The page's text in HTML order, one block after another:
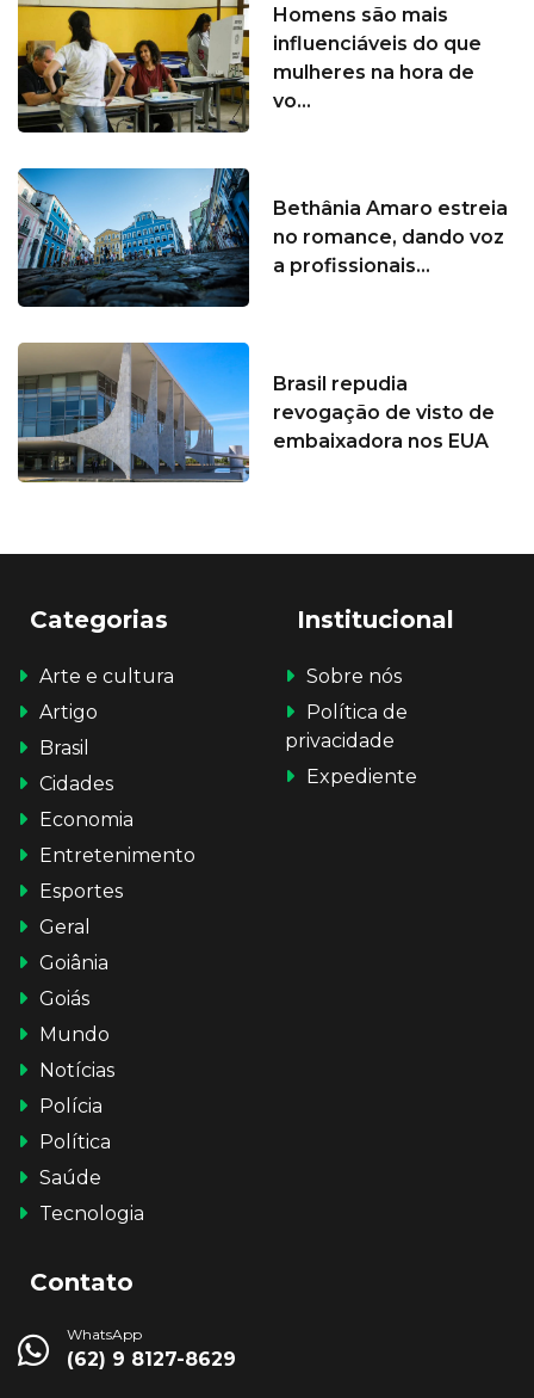
Homens são mais
influenciáveis do que
mulheres na hora de
vo...
Bethânia Amaro estreia
no romance, dando voz
a profissionais...
Brasil repudia
revogação de visto de
embaixadora nos EUA
Categorias
Arte e cultura
Artigo
Brasil
Cidades
Economia
Entretenimento
Esportes
Geral
Goiânia
Goiás
Mundo
Notícias
Polícia
Política
Saúde
Tecnologia
Institucional
Sobre nós
Política de
privacidade
Expediente
Contato
WhatsApp
(62) 9 8127-8629